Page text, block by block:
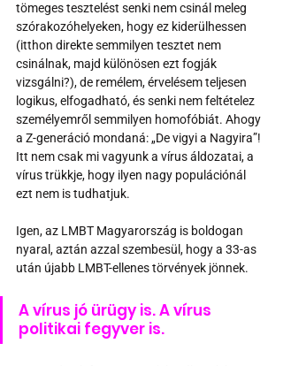
tömeges tesztelést senki nem csinál meleg
szórakozóhelyeken, hogy ez kiderülhessen
(itthon direkte semmilyen tesztet nem
csinálnak, majd különösen ezt fogják
vizsgálni?), de remélem, érvelésem teljesen
logikus, elfogadható, és senki nem feltételez
személyemről semmilyen homofóbiát. Ahogy
a Z-generáció mondaná: „De vigyi a Nagyira”!
Itt nem csak mi vagyunk a vírus áldozatai, a
vírus trükkje, hogy ilyen nagy populációnál
ezt nem is tudhatjuk.
Igen, az LMBT Magyarország is boldogan
nyaral, aztán azzal szembesül, hogy a 33-as
után újabb LMBT-ellenes törvények jönnek.
A vírus jó ürügy is. A vírus
politikai fegyver is.